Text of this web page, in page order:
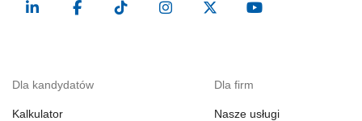
Dla kandydatów
Kalkulator
Dla firm
Nasze usługi